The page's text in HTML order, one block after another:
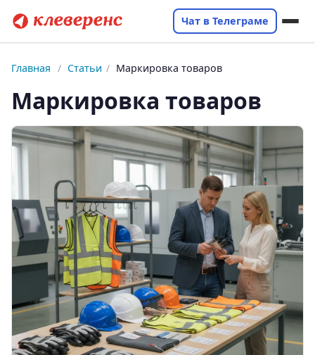
Чат в Телеграме
Главная / Статьи / Маркировка товаров
Маркировка товаров